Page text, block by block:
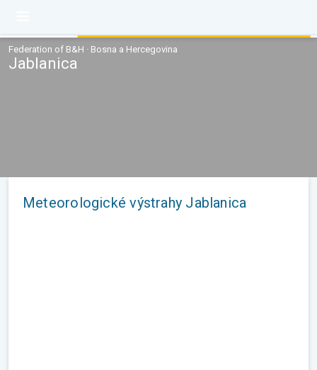
Federation of B&H · Bosna a Hercegovina
Jablanica
Meteorologické výstrahy Jablanica